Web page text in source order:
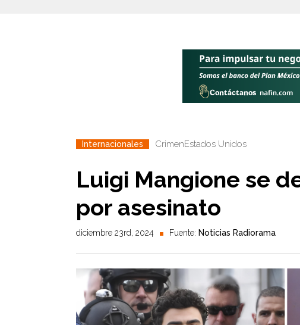
Internacionales CrimenEstados Unidos
Luigi Mangione se
por asesinato
diciembre 23rd, 2024 Fuente: Noticias Radiorama